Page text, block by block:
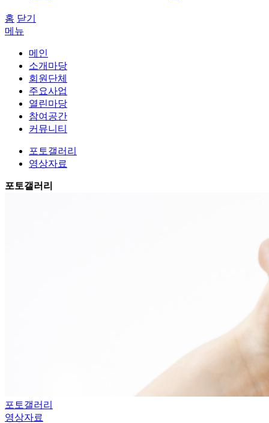
홈 닫기
메뉴
메인
소개마당
회원단체
주요사업
열린마당
참여공간
커뮤니티
포토갤러리
영상자료
포토갤러리
포토갤러리
영상자료